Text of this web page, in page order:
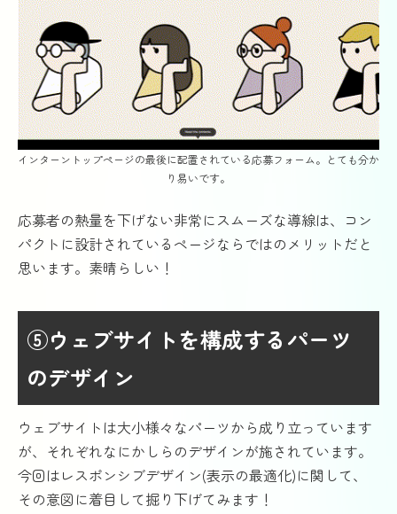
インターントップページの最後に配置されている応募フォーム。とても分か
り易いです。
応募者の熱量を下げない非常にスムーズな導線は、コン
パクトに設計されているページならではのメリットだと
思います。素晴らしい！
⑤ウェブサイトを構成するパーツ
のデザイン
ウェブサイトは大小様々なパーツから成り立っています
が、それぞれなにかしらのデザインが施されています。
今回はレスポンシブデザイン(表示の最適化)に関して、
その意図に着目して掘り下げてみます！